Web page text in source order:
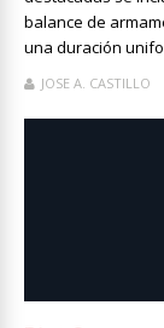
balance de
una duración
JOSE A. CASTILLO